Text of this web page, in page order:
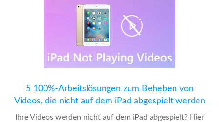
5 100%-Arbeitslösungen zum Beheben von
Videos, die nicht auf dem iPad abgespielt werden
Ihre Videos werden nicht auf dem iPad abgespielt? Hier